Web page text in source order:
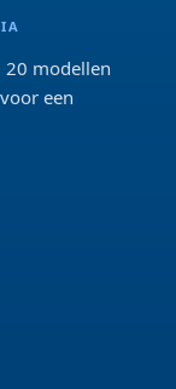
20 modellen
een